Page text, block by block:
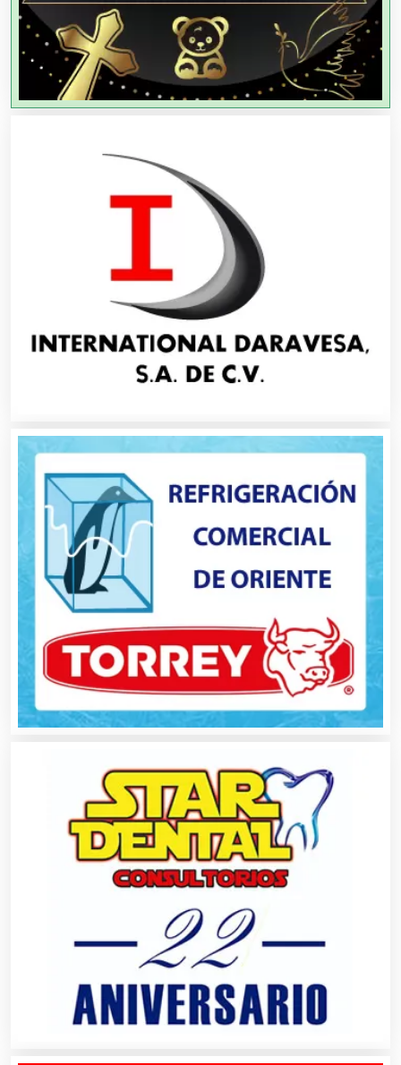
Agencias de Viajes
Agricultores
Agricultura y Ganadería
Aire Acondicionado
Albercas
Alimentos
Almacenaje
Alquiler de Autos
Alquiler de Equipos para Fiestas
Alquiler de Sillas y Mesas
Alquiler de Trajes de Etiqueta
Aluminio